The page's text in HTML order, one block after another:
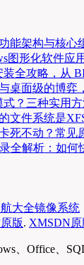
能架构与核心
图形化软件应
全攻略，从
桌面级的博弈
？三种实用
文件系统是
死不动？常见
全解析：如何
大全镜像系统
版. XMSDN
、Office、